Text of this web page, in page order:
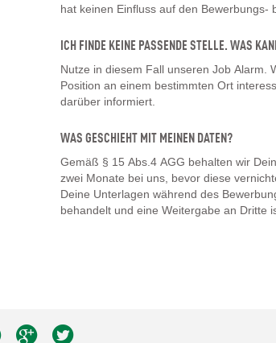
hat keinen Einfluss auf den Bewerbungs-
ICH FINDE KEINE PASSENDE STELLE. WAS
Nutze in diesem Fall unseren Job Alarm.
Position an einem bestimmten Ort
darüber informiert.
WAS GESCHIEHT MIT MEINEN DATEN?
Gemäß § 15 Abs.4 AGG behalten wir
zwei Monate bei uns, bevor diese
Deine Unterlagen während des
behandelt und eine Weitergabe an Dritte